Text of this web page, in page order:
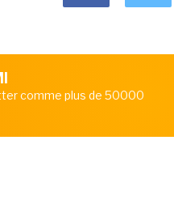
comme plus de 50000